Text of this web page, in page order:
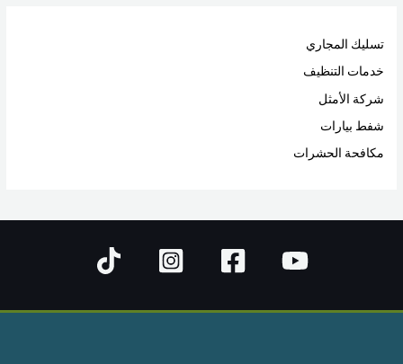
تسليك المجاري
خدمات التنظيف
شركة الأمثل
شفط بيارات
مكافحة الحشرات